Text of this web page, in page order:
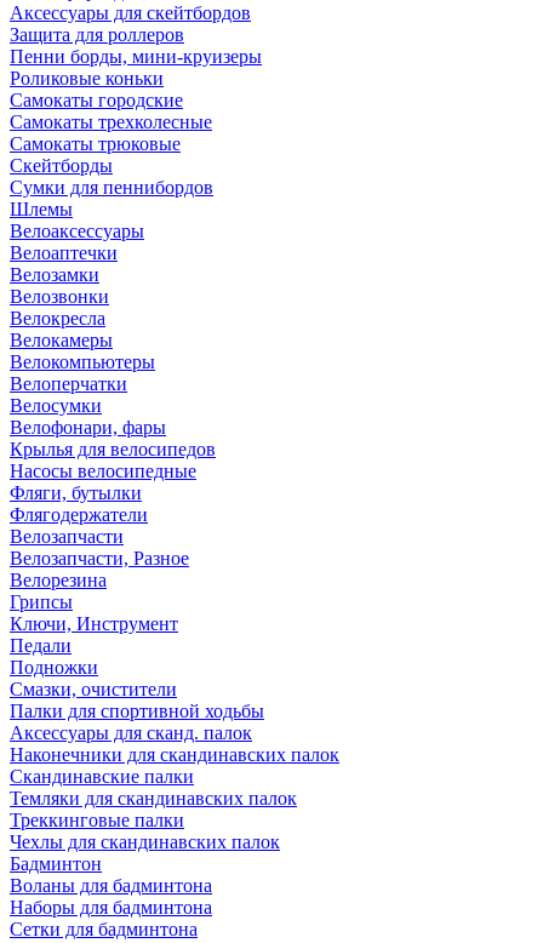
Аксессуары для скейтбордов
Защита для роллеров
Пенни борды, мини-круизеры
Роликовые коньки
Самокаты городские
Самокаты трехколесные
Самокаты трюковые
Скейтборды
Сумки для пеннибордов
Шлемы
Велоаксессуары
Велоаптечки
Велозамки
Велозвонки
Велокресла
Велокамеры
Велокомпьютеры
Велоперчатки
Велосумки
Велофонари, фары
Крылья для велосипедов
Насосы велосипедные
Фляги, бутылки
Флягодержатели
Велозапчасти
Велозапчасти, Разное
Велорезина
Грипсы
Ключи, Инструмент
Педали
Подножки
Смазки, очистители
Палки для спортивной ходьбы
Аксессуары для сканд. палок
Наконечники для скандинавских палок
Скандинавские палки
Темляки для скандинавских палок
Треккинговые палки
Чехлы для скандинавских палок
Бадминтон
Воланы для бадминтона
Наборы для бадминтона
Сетки для бадминтона